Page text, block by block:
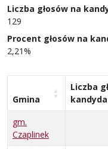
Liczba głosów na
129
Procent głosów na
2,21%
Gmina
Liczba
gm.
Czaplinek